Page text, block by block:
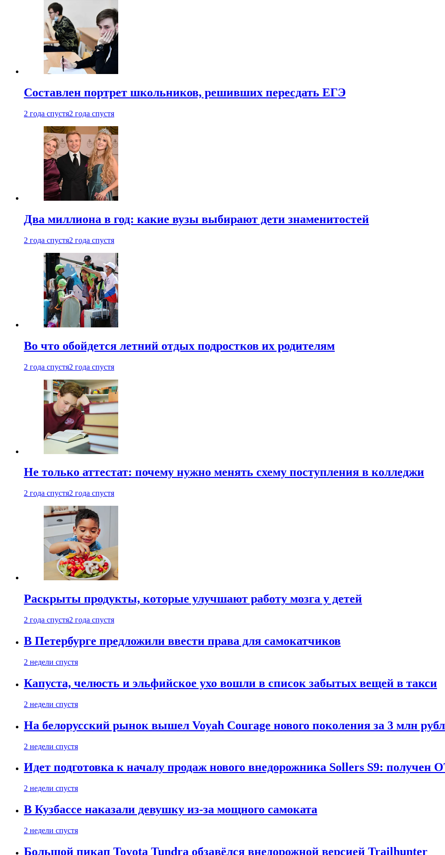
Составлен портрет школьников, решивших пересдать ЕГЭ
2 года спустя2 года спустя
Два миллиона в год: какие вузы выбирают дети знаменитостей
2 года спустя2 года спустя
Во что обойдется летний отдых подростков их родителям
2 года спустя2 года спустя
Не только аттестат: почему нужно менять схему поступления в колледжи
2 года спустя2 года спустя
Раскрыты продукты, которые улучшают работу мозга у детей
2 года спустя2 года спустя
В Петербурге предложили ввести права для самокатчиков
2 недели спустя
Капуста, челюсть и эльфийское ухо вошли в список забытых вещей в такси
2 недели спустя
На белорусский рынок вышел Voyah Courage нового поколения за 3 млн
2 недели спустя
Идет подготовка к началу продаж нового внедорожника Sollers S9: получен
2 недели спустя
В Кузбассе наказали девушку из-за мощного самоката
2 недели спустя
Большой пикап Toyota Tundra обзавёлся внедорожной версией Trailhunter